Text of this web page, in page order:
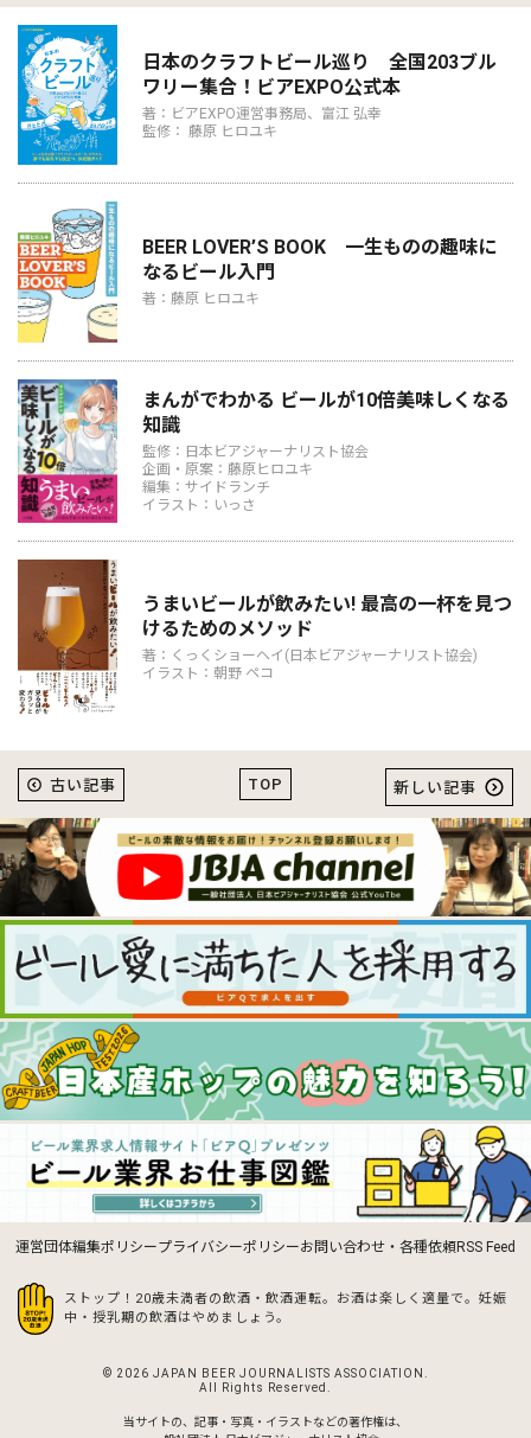
日本のクラフトビール巡り 全国203ブル
ワリー集合！ビアEXPO公式本
著：ビアEXPO運営事務局、富江 弘幸
監修： 藤原 ヒロユキ
BEER LOVER’S BOOK 一生ものの趣味に
なるビール入門
著：藤原 ヒロユキ
まんがでわかる ビールが10倍美味しくなる
知識
監修：日本ビアジャーナリスト協会
企画・原案：藤原ヒロユキ
編集：サイドランチ
イラスト：いっさ
うまいビールが飲みたい! 最高の一杯を見つ
けるためのメソッド
著：くっくショーヘイ(日本ビアジャーナリスト協会)
イラスト：朝野 ペコ
TOP
古い記事 新しい記事
運営団体編集ポリシープライバシーポリシーお問い合わせ・各種依頼RSS Feed
ストップ！20歳未満者の飲酒・飲酒運転。お酒は楽しく適量で。 妊娠
中・授乳期の飲酒はやめましょう。
© 2026 JAPAN BEER JOURNALISTS ASSOCIATION.
All Rights Reserved.
当サイトの、記事・写真・イラストなどの著作権は、